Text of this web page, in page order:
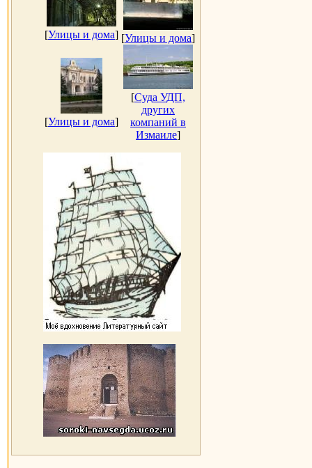
[Улицы и дома] [Улицы и дома]
[Улицы и дома]
[Суда УДП,
других
компаний в
Измаиле]